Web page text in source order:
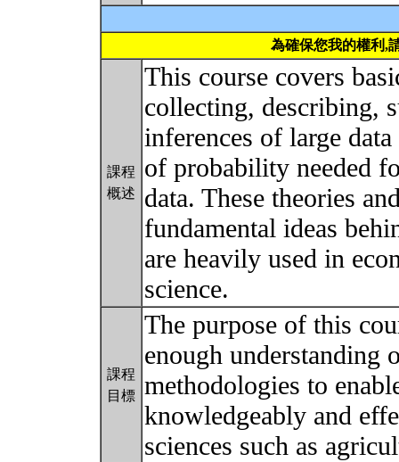
為確保您我的權利,
課程
概述
This course covers
collecting, describing,
inferences of large
of probability needed
data. These theories
fundamental ideas
are heavily used in
science.
課程
目標
The purpose of this
enough understanding
methodologies to
knowledgeably and
sciences such as